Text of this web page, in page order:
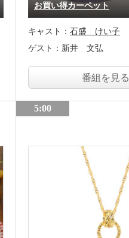
お買い得カーペット
キャスト： 石盛 けい子
ゲスト： 新井 文弘
番組を見る
5:00